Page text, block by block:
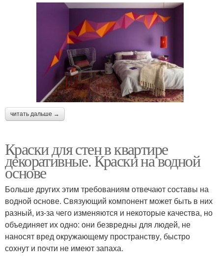
читать дальше →
Краски для стен в квартире
декоративные. Краски на водной
основе
Больше других этим требованиям отвечают составы на
водной основе. Связующий компонент может быть в них
разный, из-за чего изменяются и некоторые качества, но
объединяет их одно: они безвредны для людей, не
наносят вред окружающему пространству, быстро
сохнут и почти не имеют запаха.